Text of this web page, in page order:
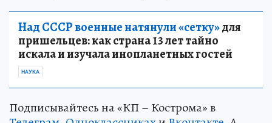
Над СССР военные натянули «сетку»для
пришельцев: как страна 13 лет тайно
искала и изучала инопланетных гостей
НАУКА
Подписывайтесь на «КП – Кострома» в